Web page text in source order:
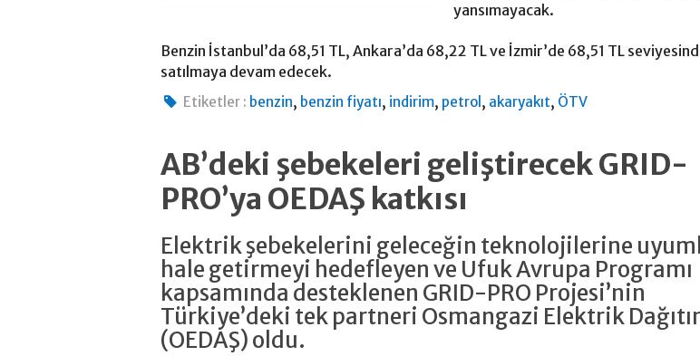
yansımayacak.
Benzin İstanbul’da 68,51 TL, Ankara’da 68,22 TL ve İzmir’de 68,51 TL
satılmaya devam edecek.
Etiketler : benzin, benzin fiyatı, indirim, petrol , akaryakıt, ÖTV
AB’deki şebekeleri geliştirecek GRID-
PRO’ya OEDAŞ katkısı
Elektrik şebekelerini geleceğin teknolojilerine
hale getirmeyi hedefleyen ve Ufuk Avrupa Programı
kapsamında desteklenen GRID-PRO Projesi’nin
Türkiye’deki tek partneri Osmangazi Elektrik
(OEDAŞ) oldu.